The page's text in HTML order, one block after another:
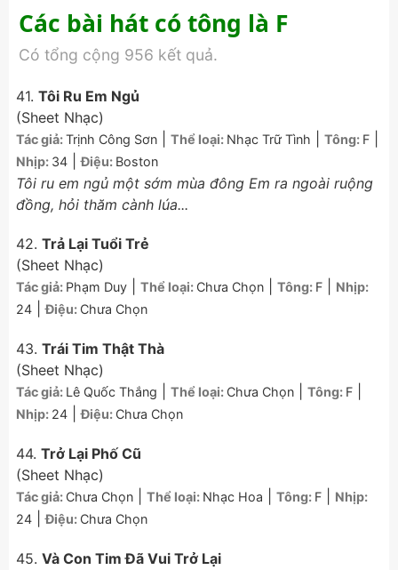
Các bài hát có tông là F
Có tổng cộng 956 kết quả.
41. Tôi Ru Em Ngủ
(Sheet Nhạc)
Tác giả:Trịnh Công Sơn Thể loại: Nhạc Trữ Tình Tông: F
Nhịp: 34 |Điệu: Boston
Tôi ru em ngủ một sớm mùa đông Em ra ngoài ruộng
đồng, hỏi thăm cành lúa...
42. Trả Lại Tuổi Trẻ
(Sheet Nhạc)
Tác giả: Phạm Duy Thể loại: Chưa Chọn Tông: F
Nhịp:
24 |Điệu: Chưa Chọn
43. Trái Tim Thật Thà
(Sheet Nhạc)
Tác giả: Lê Quốc Thắng Thể loại: Chưa Chọn Tông: F
Nhịp: 24 |Điệu: Chưa Chọn
44. Trở Lại Phố Cũ
(Sheet Nhạc)
Tác giả: Chưa Chọn Thể loại: Nhạc Hoa Tông: F
Nhịp:
24 |Điệu: Chưa Chọn
45. Và Con Tim Đã Vui Trở Lại